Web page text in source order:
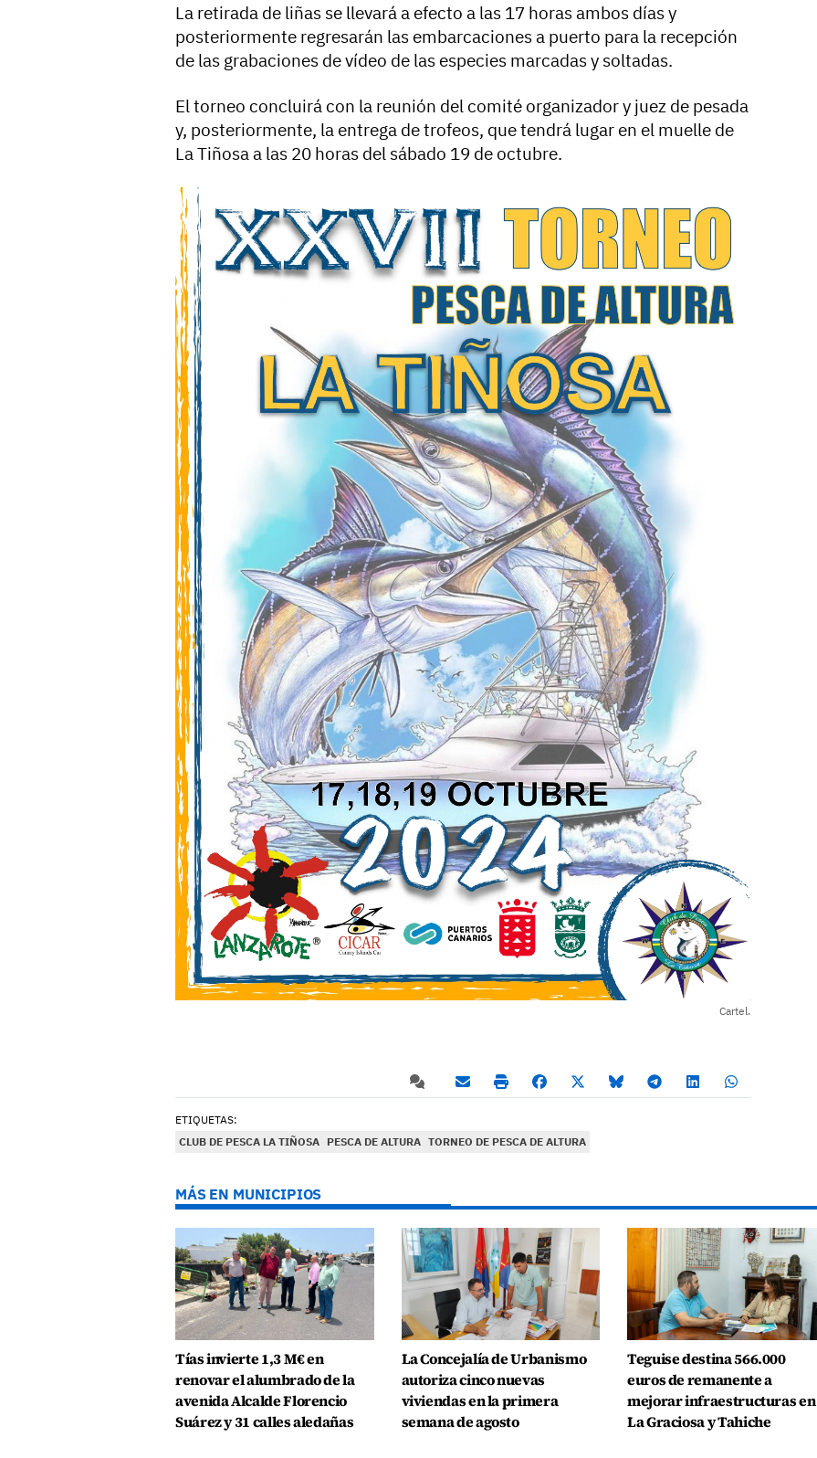
La retirada de liñas se llevará a efecto a las 17 horas ambos días y
posteriormente regresarán las embarcaciones a puerto para la recepción
de las grabaciones de vídeo de las especies marcadas y soltadas.
El torneo concluirá con la reunión del comité organizador y juez de pesada
y, posteriormente, la entrega de trofeos, que tendrá lugar en el muelle de
La Tiñosa a las 20 horas del sábado 19 de octubre.
Cartel.
ETIQUETAS:
CLUB DE PESCA LA TIÑOSA PESCA DE ALTURA TORNEO DE PESCA DE ALTURA
MÁS EN MUNICIPIOS
Tías invierte 1,3 M€ en
renovar el alumbrado de la
avenida Alcalde Florencio
Suárez y 31 calles aledañas
La Concejalía de Urbanismo
autoriza cinco nuevas
viviendas en la primera
semana de agosto
Teguise destina 566.000
euros de remanente a
mejorar infraestructuras en
La Graciosa y Tahiche